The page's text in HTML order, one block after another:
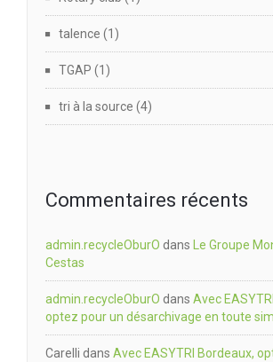
talence (1)
TGAP (1)
tri à la source (4)
Commentaires récents
admin.recycleOburO dans
Le Groupe
Cestas
admin.recycleOburO dans Avec
optez pour un désarchivage en toute
Carelli dans Avec EASYTRI Bordeaux,